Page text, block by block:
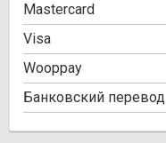
Mastercard
Visa
Wooppay
Банковский перевод